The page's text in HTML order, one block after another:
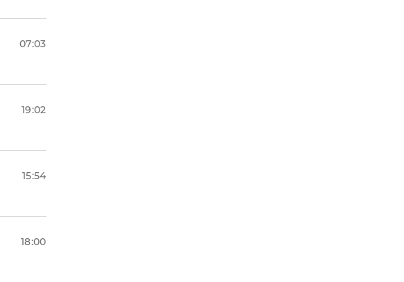
07:03
19:02
15:54
18:00